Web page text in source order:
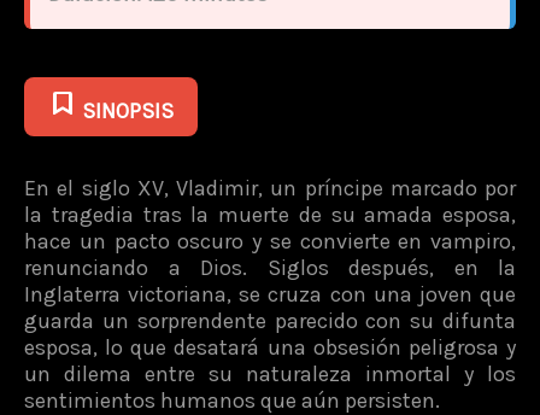
SINOPSIS
En el siglo XV, Vladimir, un príncipe marcado por
la tragedia tras la muerte de su amada esposa,
hace un pacto oscuro y se convierte en vampiro,
renunciando a Dios. Siglos después, en la
Inglaterra victoriana, se cruza con una joven que
guarda un sorprendente parecido con su difunta
esposa, lo que desatará una obsesión peligrosa y
un dilema entre su naturaleza inmortal y los
sentimientos humanos que aún persisten.